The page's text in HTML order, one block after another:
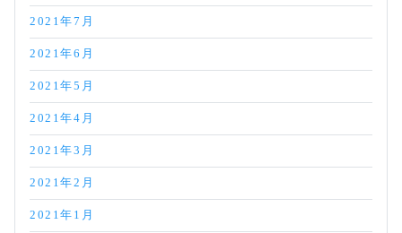
2021年7月
2021年6月
2021年5月
2021年4月
2021年3月
2021年2月
2021年1月